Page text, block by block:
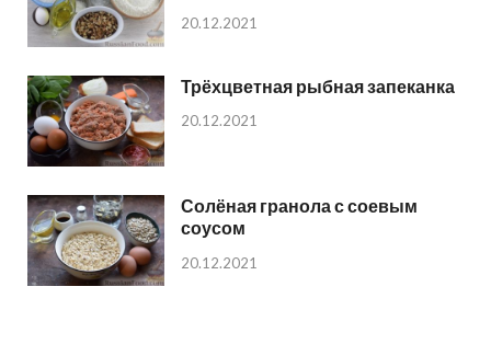
20.12.2021
Трёхцветная рыбная запеканка
20.12.2021
Солёная гранола с соевым
соусом
20.12.2021